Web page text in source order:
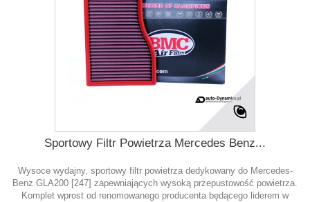
Sportowy Filtr Powietrza Mercedes Benz...
Wysoce wydajny, sportowy filtr powietrza dedykowany do Mercedes-
Benz GLA200 [247] zapewniających wysoką przepustowość powietrza.
Komplet wprost od renomowanego producenta będącego liderem w